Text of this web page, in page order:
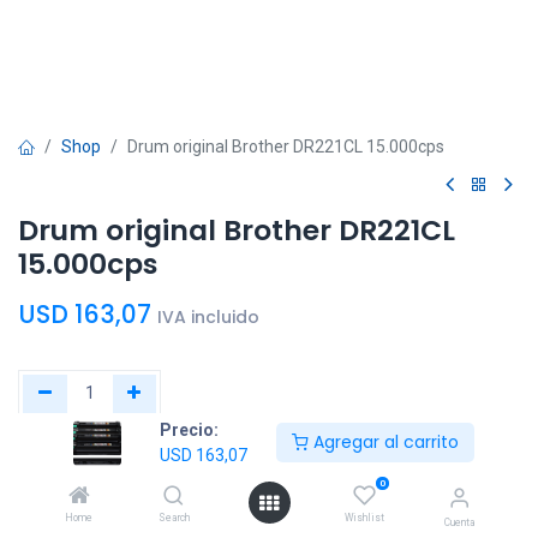
Precio:
USD 163,07
Agregar al carrito
Home Search
0
Wishlist Cuenta
Shop Drum original Brother DR221CL 15.000cps
Drum original Brother DR221CL
15.000cps
USD 163,07 IVA incluido
Agregar al
carrito
Comprar
ahora